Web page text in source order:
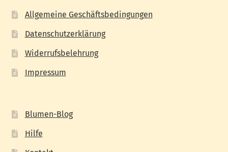
Allgemeine Geschäftsbedingungen
Datenschutzerklärung
Widerrufsbelehrung
Impressum
Blumen-Blog
Hilfe